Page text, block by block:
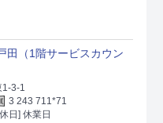
田（1階サービスカウン
3-1
3 243 711*71
日] 休業日